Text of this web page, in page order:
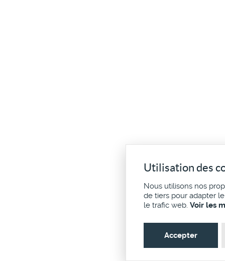
Utilisation des
Nous utilisons nos
de tiers pour adapter
le trafic web. Voir les
Accepter